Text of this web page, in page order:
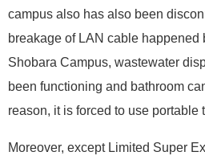
campus also has also been
breakage of LAN cable happened
Shobara Campus, wastewater
been functioning and bathroom
reason, it is forced to use portable
Moreover, except Limited Super